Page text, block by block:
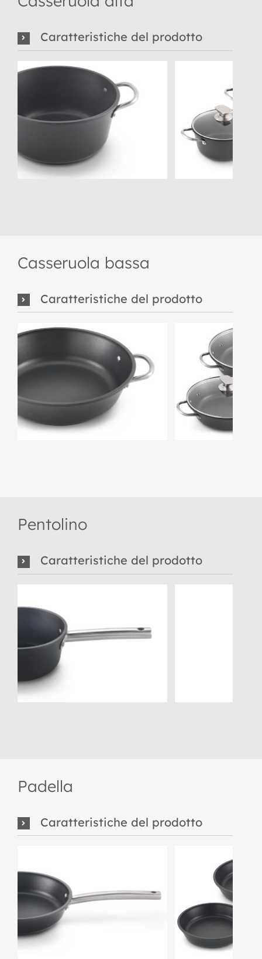
Caratteristiche del prodotto
Casseruola bassa
Caratteristiche del prodotto
Pentolino
Caratteristiche del prodotto
Padella
Caratteristiche del prodotto